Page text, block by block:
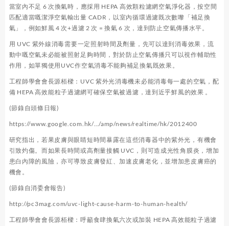
當室內不足 6 次換氣時，應採用 HEPA 高效顆粒濾網空氣淨化器，按空間
匹配適當嘅潔淨空氣輸出量 CADR，以室內循環過濾既次數嚟「補足換
氣」，例如鮮風 4 次+過濾 2 次 = 換氣 6 次，達到防止空氣傳播水平。
用 UVC 紫外線消毒需要一定照射時間及劑量，先可以達到消毒效果，流
動中嘅空氣未必能被照射足夠時間，對於防止空氣傳播只可以視作輔助性
作用，如單獨使用UVC作空氣消毒不能夠補足換氣既效果。
工程師學會會長源栢樑：UVC 紫外光消毒機未必能消毒每一處的空氣，配
備 HEPA 高效能粒子過濾網可確保空氣被過濾，達到近乎鮮風的效果 。
(節錄自頭條日報)
https://www.google.com.hk/…/amp/news/realtime/hk/2012400
研究指出，若果皮膚與眼睛短時間暴露在這些消毒器中的紫外光，有機會
引致灼傷。而如果長時間或高劑量接觸 UVC，則可造成光性角膜炎，增加
患白內障的風險，亦可導致皮膚發紅、加速皮膚老化，並增加患皮膚癌的
機會。
(節錄自消委會報告)
http://pc3mag.com/uvc-light-cause-harm-to-human-health/
工程師學會會長源栢樑：呼籲食肆換氣六次或加裝 HEPA 高效能粒子過濾